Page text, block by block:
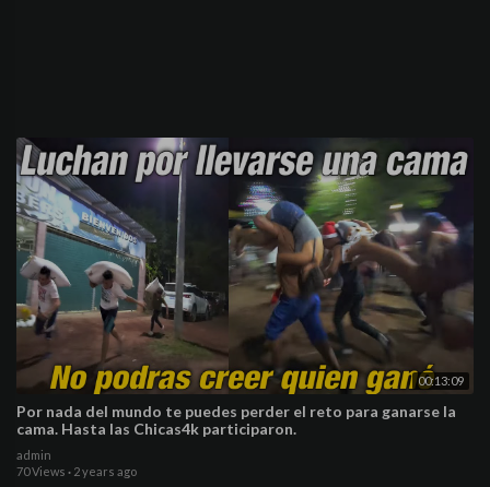
00:13:09
Por nada del mundo te puedes perder el reto para ganarse la
cama. Hasta las Chicas4k participaron.
admin
70 Views · 2 years ago